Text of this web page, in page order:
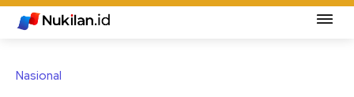
Nasional